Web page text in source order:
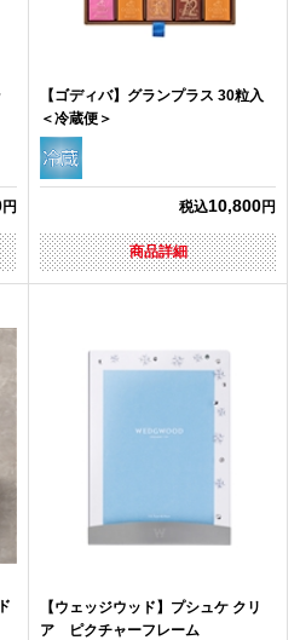
円
【ゴディバ】グランプラス 30粒入
＜冷蔵便＞
税込10,800円
商品詳細
【ウェッジウッド】プシュケ クリ
ア ピクチャーフレーム